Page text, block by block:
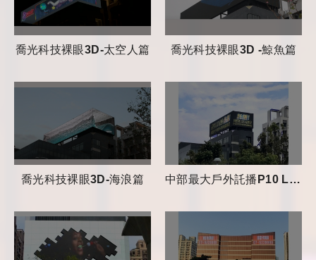
喬光科技裸眼3D-太空人篇 喬光科技裸眼3D -鯨魚篇
喬光科技裸眼3D-海浪篇 中部最大戶外託播P10 LED 電視牆